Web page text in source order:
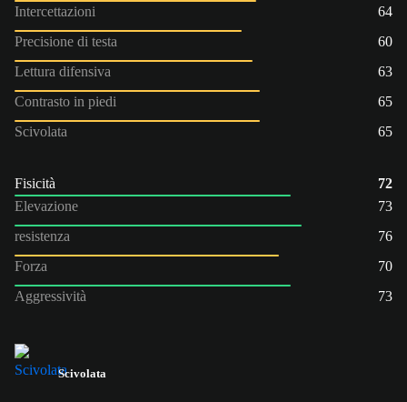
Intercettazioni
64
Precisione di testa
60
Lettura difensiva
63
Contrasto in piedi
65
Scivolata
65
Fisicità
72
Elevazione
73
resistenza
76
Forza
70
Aggressività
73
Scivolata